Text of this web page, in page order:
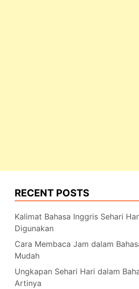
RECENT POSTS
Kalimat Bahasa Inggris Sehari
Digunakan
Cara Membaca Jam dalam
Mudah
Ungkapan Sehari Hari dalam
Artinya